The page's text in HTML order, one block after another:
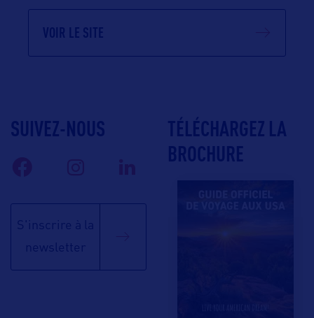
VOIR LE SITE
SUIVEZ-NOUS
S'inscrire à la
newsletter
TÉLÉCHARGEZ LA
BROCHURE